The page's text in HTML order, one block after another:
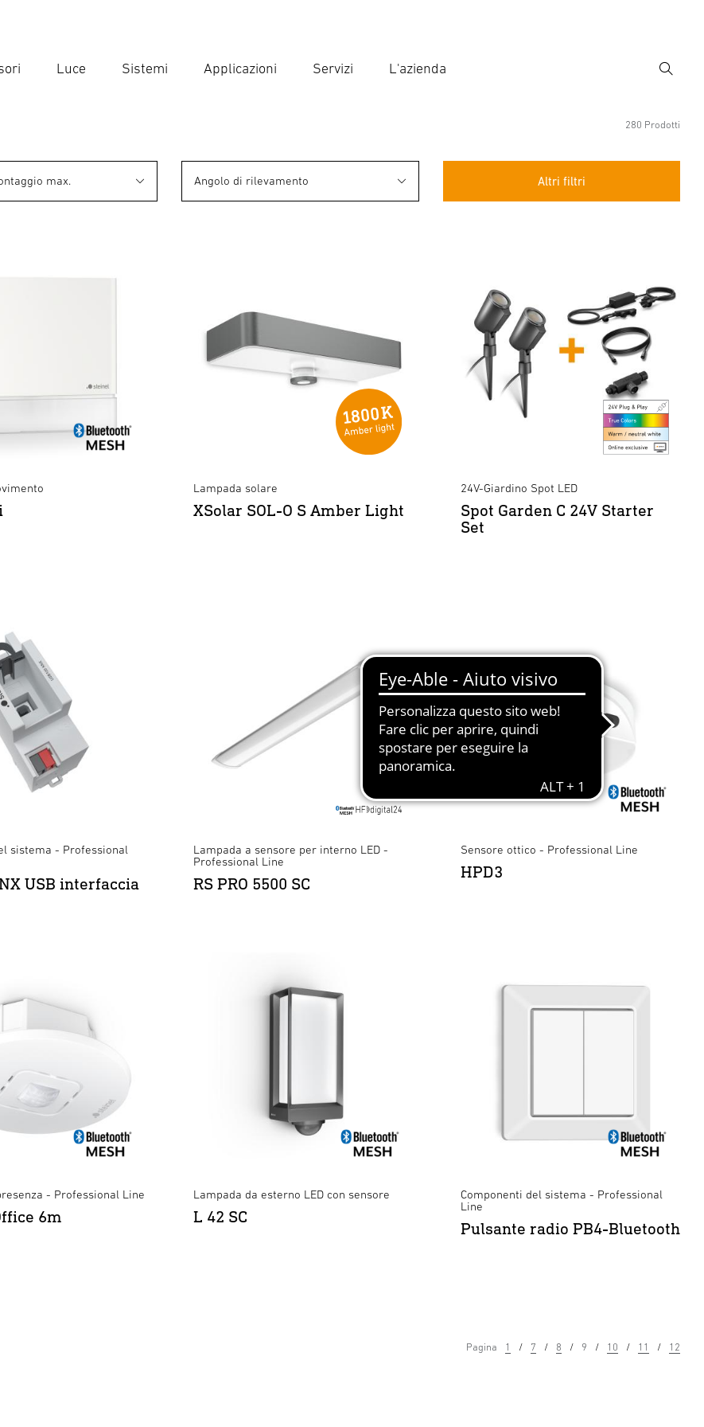
Luce Sistemi Applicazioni Servizi L'azienda
Ricerca
280 Prodotti
Altri filtri
max. Angolo di rilevamento
Lampada solare
XSolar SOL-O S Amber Light
24V-Giardino Spot LED
Spot Garden C 24V Starter
Set
sistema - Professional
USB interfaccia
Lampada a sensore per interno LED -
Professional Line
RS PRO 5500 SC
Sensore ottico - Professional Line
HPD3
- Professional Line
6m
Lampada da esterno LED con sensore
L 42 SC
Componenti del sistema - Professional
Line
Pulsante radio PB4-Bluetooth
Pagina 1 7 8 9 10 11 12